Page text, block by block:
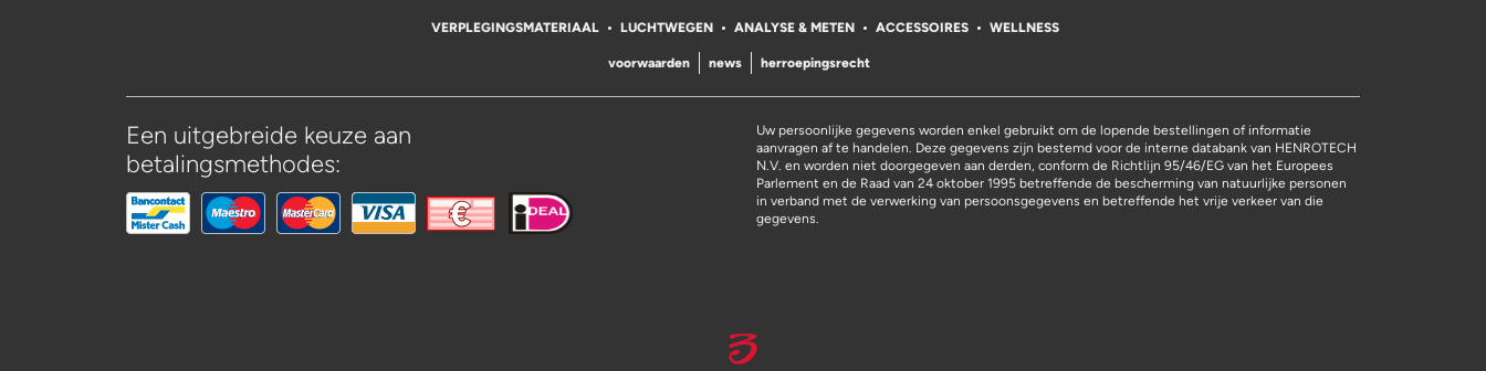
VERPLEGINGSMATERIAAL LUCHTWEGEN ANALYSE & METEN ACCESSOIRES WELLNESS
voorwaarden news herroepingsrecht
Een uitgebreide keuze aan
betalingsmethodes:
Uw persoonlijke gegevens worden enkel gebruikt om de lopende bestellingen of informatie
aanvragen af te handelen. Deze gegevens zijn bestemd voor de interne databank van HENROTECH
N.V. en worden niet doorgegeven aan derden, conform de Richtlijn 95/46/EG van het Europees
Parlement en de Raad van 24 oktober 1995 betreffende de bescherming van natuurlijke personen
in verband met de verwerking van persoonsgegevens en betreffende het vrije verkeer van die
gegevens.